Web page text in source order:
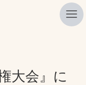
大会』に